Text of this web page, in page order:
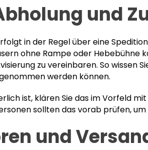
und
in der Regel über eine
ohne Rampe oder
zu vereinbaren. So wissen
werden können.
ist, klären Sie das im Vorfeld
sollten das vorab prüfen,
und